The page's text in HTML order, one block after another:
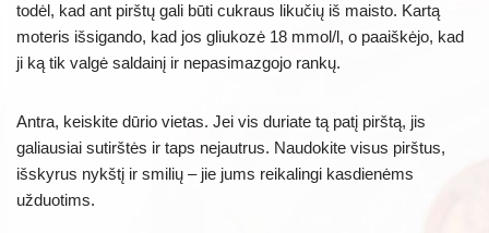
todėl, kad ant pirštų gali būti cukraus likučių iš maisto. Kartą
moteris išsigando, kad jos gliukozė 18 mmol/l, o paaiškėjo, kad
ji ką tik valgė saldainį ir nepasimazgojo rankų.
Antra, keiskite dūrio vietas. Jei vis duriate tą patį pirštą, jis
galiausiai sutirštės ir taps nejautrus. Naudokite visus pirštus,
išskyrus nykštį ir smilių – jie jums reikalingi kasdienėms
užduotims.